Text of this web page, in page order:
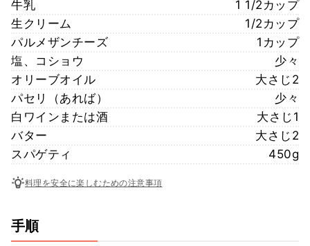
牛乳
1 1/2カップ
生クリーム
1/2カップ
パルメザンチーズ
1カップ
塩、コショウ
少々
オリーブオイル
大さじ2
パセリ（あれば）
少々
白ワインまたは酒
大さじ1
バター
大さじ2
スパゲティ
450g
料理を安全に楽しむための注意事項
手順